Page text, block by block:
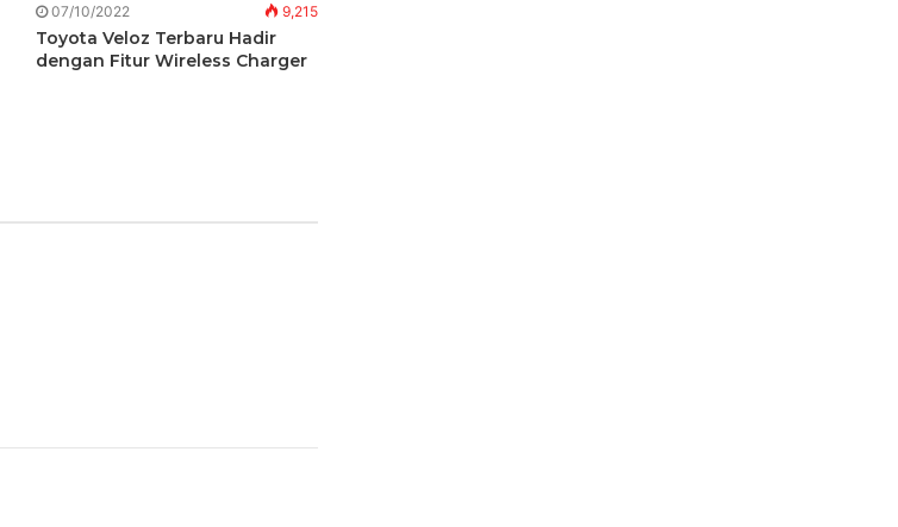
07/10/2022 9,215
Toyota Veloz Terbaru Hadir
dengan Fitur Wireless Charger